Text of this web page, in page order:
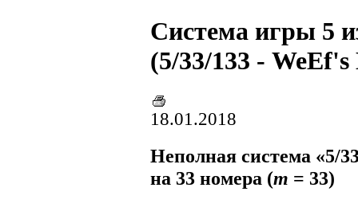
Система игры 5
(5/33/133 -
18.01.2018
Неполная система «5/
на 33 номера (m = 33)